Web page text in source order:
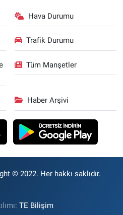
Hava Durumu
Trafik Durumu
Tüm Manşetler
Haber Arşivi
© 2022. Her hakkı saklıdır.
TE Bilişim